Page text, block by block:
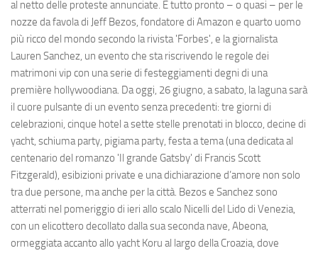
al netto delle proteste annunciate. È tutto pronto – o quasi – per le
nozze da favola di Jeff Bezos, fondatore di Amazon e quarto uomo
più ricco del mondo secondo la rivista 'Forbes', e la giornalista
Lauren Sanchez, un evento che sta riscrivendo le regole dei
matrimoni vip con una serie di festeggiamenti degni di una
première hollywoodiana. Da oggi, 26 giugno, a sabato, la laguna sarà
il cuore pulsante di un evento senza precedenti: tre giorni di
celebrazioni, cinque hotel a sette stelle prenotati in blocco, decine di
yacht, schiuma party, pigiama party, festa a tema (una dedicata al
centenario del romanzo 'Il grande Gatsby' di Francis Scott
Fitzgerald), esibizioni private e una dichiarazione d’amore non solo
tra due persone, ma anche per la città. Bezos e Sanchez sono
atterrati nel pomeriggio di ieri allo scalo Nicelli del Lido di Venezia,
con un elicottero decollato dalla sua seconda nave, Abeona,
ormeggiata accanto allo yacht Koru al largo della Croazia, dove